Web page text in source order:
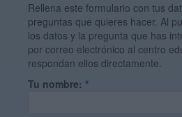
Rellena este formulario con tus
preguntas que quieres hacer. Al
los datos y la pregunta que has
por correo electrónico al centro
respondan ellos directamente.
Tu nombre: *